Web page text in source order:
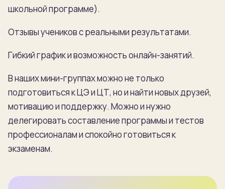
школьной программе).
Отзывы учеников с реальными результатами.
Гибкий график и возможность онлайн-занятий.
В наших мини-группах можно не только
подготовиться к ЦЭ и ЦТ, но и найти новых друзей,
мотивацию и поддержку. Можно и нужно
делегировать составление программы и тестов
профессионалам и спокойно готовиться к
экзаменам.